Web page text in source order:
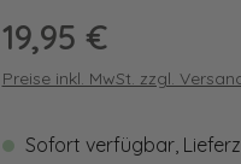
Regulärer Preis:
19,95 €
Preise inkl. MwSt. zzgl.
Sofort verfügbar,